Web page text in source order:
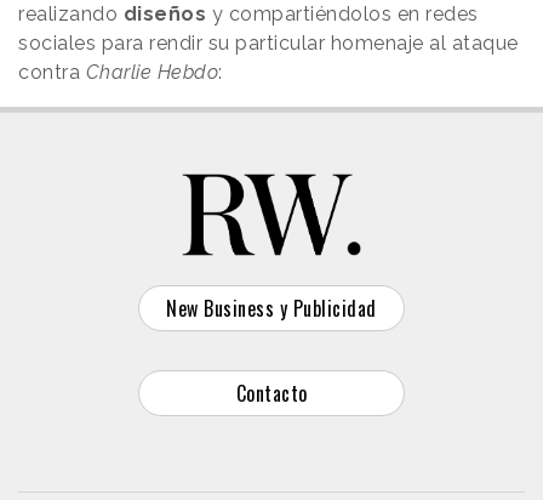
realizando diseños y compartiéndolos en redes
sociales para rendir su particular homenaje al ataque
contra Charlie Hebdo:
New Business y Publicidad
Contacto